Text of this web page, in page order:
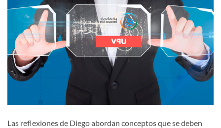
Las reflexiones de Diego abordan conceptos que se deben